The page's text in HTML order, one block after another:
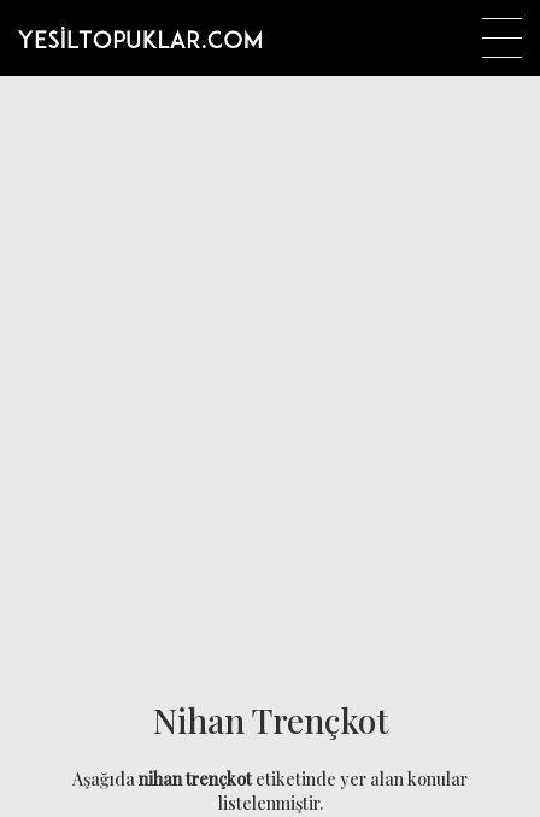
Nihan Trençkot
Aşağıdanihan trençkotetiketinde yer alan konular
listelenmiştir.